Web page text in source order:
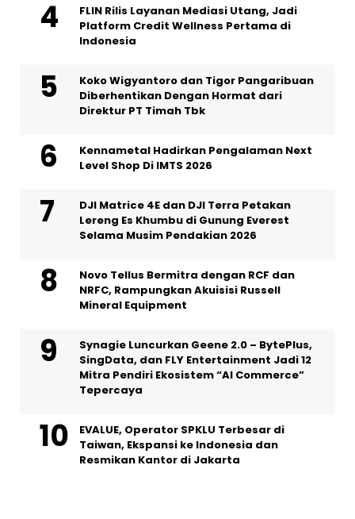
FLIN Rilis Layanan Mediasi Utang, Jadi
Platform Credit Wellness Pertama di
Indonesia
Koko Wigyantoro dan Tigor Pangaribuan
Diberhentikan Dengan Hormat dari
Direktur PT Timah Tbk
Kennametal Hadirkan Pengalaman Next
Level Shop Di IMTS 2026
DJI Matrice 4E dan DJI Terra Petakan
Lereng Es Khumbu di Gunung Everest
Selama Musim Pendakian 2026
Novo Tellus Bermitra dengan RCF dan
NRFC, Rampungkan Akuisisi Russell
Mineral Equipment
Synagie Luncurkan Geene 2.0 – BytePlus,
SingData, dan FLY Entertainment Jadi 12
Mitra Pendiri Ekosistem “AI Commerce”
Tepercaya
EVALUE, Operator SPKLU Terbesar di
Taiwan, Ekspansi ke Indonesia dan
Resmikan Kantor di Jakarta